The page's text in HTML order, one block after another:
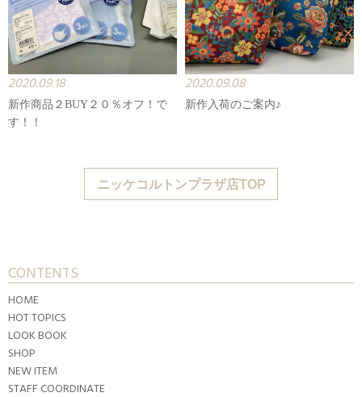
2020.09.18
新作商品２BUY２０％オフ！で
す！！
2020.09.08
新作入荷のご案内♪
ニッケコルトンプラザ店TOP
CONTENTS
HOME
HOT TOPICS
LOOK BOOK
SHOP
NEW ITEM
STAFF COORDINATE